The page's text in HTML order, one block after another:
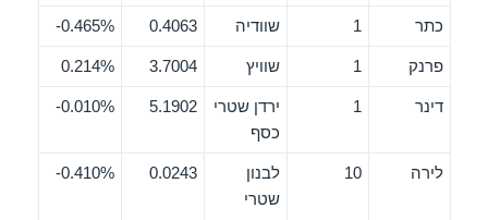
כתר 1 שוודיה 0.4063
0.465%-
פרנק 1 שוויץ 3.7004
0.214%
דינר 1
ירדן שטרי
כסף
5.1902
0.010%-
לירה 10
לבנון
שטרי
0.0243
0.410%-